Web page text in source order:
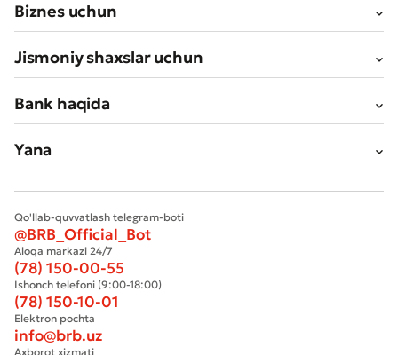
Biznes uchun
Jismoniy shaxslar uchun
Bank haqida
Yana
Qo'llab-quvvatlash telegram-boti
@BRB_Official_Bot
Aloqa markazi 24/7
(78) 150-00-55
Ishonch telefoni (9:00-18:00)
(78) 150-10-01
Elektron pochta
info@brb.uz
Axborot xizmati